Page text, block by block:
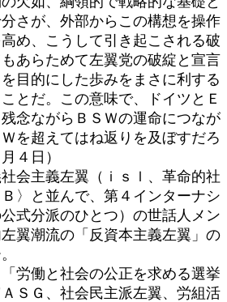
さが、外部からこの構想を操作
め、こうして引き起こされる破
あらためて左翼党の破綻と宣言
目的にした歩みをまさに利する
とだ。この意味で、ドイツとＥ
念ながらＢＳＷの運命につなが
を超えてはね返りを及ぼすだろ
４日）
会主義左翼（ｉｓｌ、革命的社
〉と並んで、第４インターナシ
式分派のひとつ）の世話人メン
翼潮流の「反資本主義左翼」の
「労働と社会の公正を求める選挙
ＳＧ、社会民主派左翼、労組活